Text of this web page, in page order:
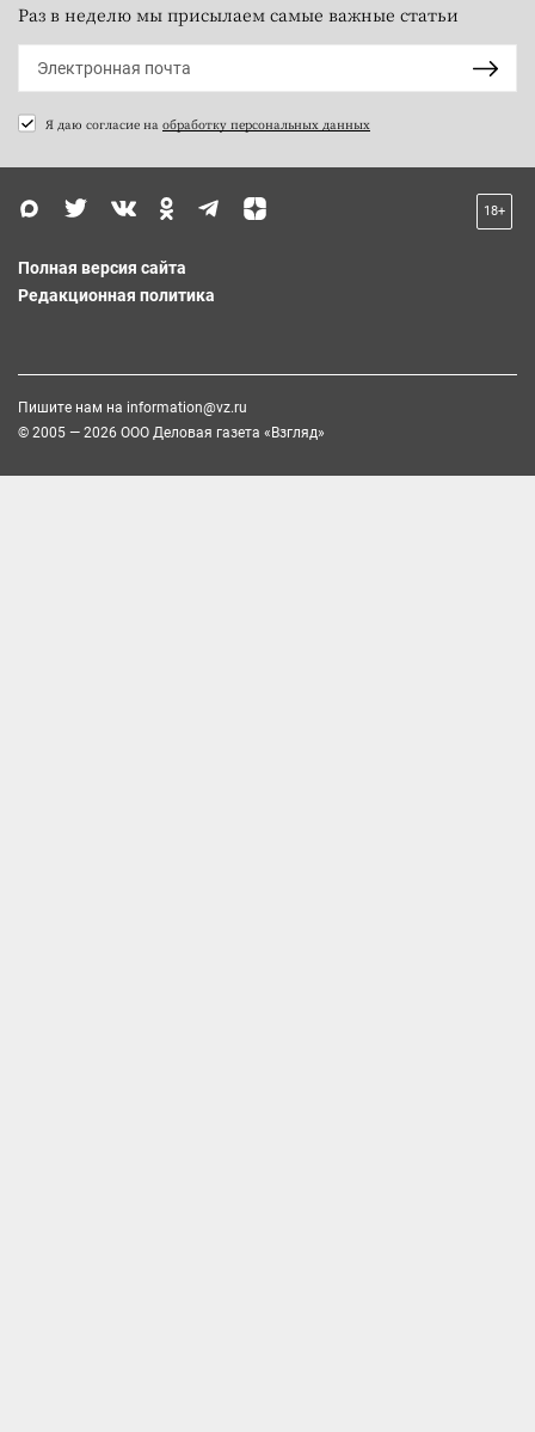
Раз в неделю мы присылаем самые важные статьи
Я даю согласие на обработку персональных данных
18+
Полная версия сайта
Редакционная политика
Пишите нам на information@vz.ru
© 2005 — 2026 ООО Деловая газета «Взгляд»